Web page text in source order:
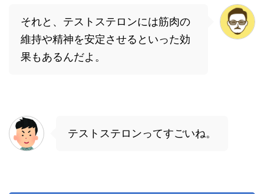
それと、テストステロンには筋肉の
維持や精神を安定させるといった効
果もあるんだよ。
テストステロンってすごいね。